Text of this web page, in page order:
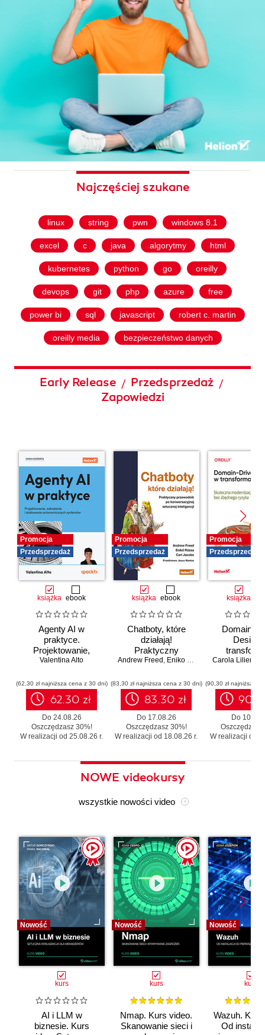
Najczęściej szukane
linux string pwn windows 8.1
excel c java algorytmy html
kubernetes python go oreilly
devops git php azure free
power bi sql javascript robert c. martin
oreilly media bezpieczeństwo danych
Early Release / Przedsprzedaż /
Zapowiedzi
Promocja
Przedsprzedaż
książka ebook
Agenty AI w
praktyce.
Projektowanie,
wdrażanie i
autonomicznych
systemów
Valentina Alto
(62,30 zł najniższa cena z 30 dni)
62.30 zł
Do 24.08.26
Oszczędzasz 30%!
W realizacji od 25.08.26 r.
Promocja
Przedsprzedaż
książka ebook
Chatboty, które
działają!
Praktyczny
przewodnik po
sztucznej
inteligencji
Andrew Freed , Eniko Rozsa Cari Jacobs
(83,30 zł najniższa cena z 30 dni)
83.30 zł
Do 17.08.26
Oszczędzasz 30%!
W realizacji od 18.08.26 r.
Promocja
Przedsprzedaż
książka
Domain-
Design
legacy
zbędnego
Carola Lilienthal
(90,30 zł najniższa
Do
Oszczędzasz
W realizacji od
NOWE videokursy
wszystkie nowości video
Nowość
kurs
AI i LLM w
biznesie. Kurs
Nowość
kurs
Nmap. Kurs video.
Skanowanie sieci i
Nowość
kurs
Wazuh. Kurs
Od